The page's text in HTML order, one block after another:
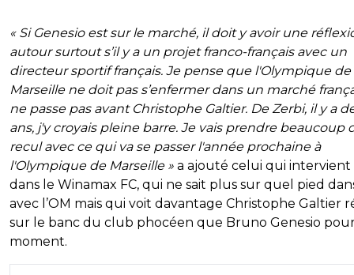
« Si Genesio est sur le marché, il doit y avoir une
autour surtout s’il y a un projet franco-français avec un
directeur sportif français. Je pense que l'Olympique de
Marseille ne doit pas s’enfermer dans un marché
ne passe pas avant Christophe Galtier. De Zerbi, il y a
ans, j'y croyais pleine barre. Je vais prendre beaucoup
recul avec ce qui va se passer l'année prochaine à
l'Olympique de Marseille » a ajouté celui qui intervient
dans le Winamax FC, qui ne sait plus sur quel pied
avec l’OM mais qui voit davantage Christophe Galtier
sur le banc du club phocéen que Bruno Genesio
moment.